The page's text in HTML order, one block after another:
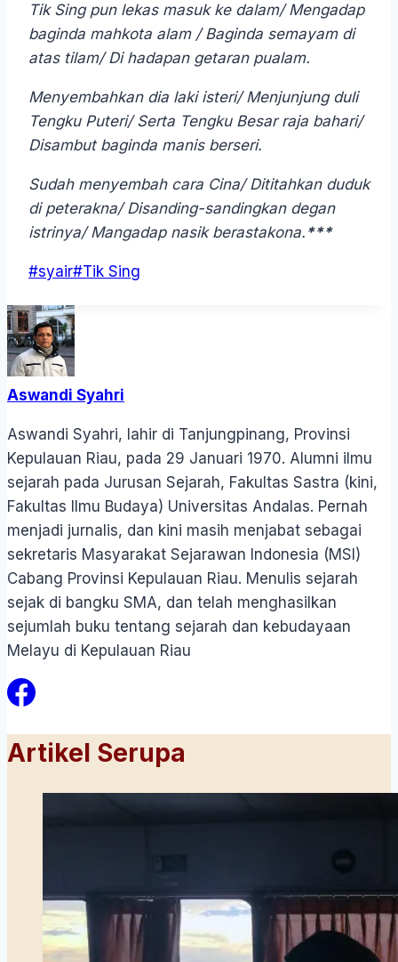
Tik Sing pun lekas masuk ke dalam/ Mengadap
baginda mahkota alam / Baginda semayam di
atas tilam/ Di hadapan getaran pualam.
Menyembahkan dia laki isteri/ Menjunjung duli
Tengku Puteri/ Serta Tengku Besar raja bahari/
Disambut baginda manis berseri.
Sudah menyembah cara Cina/ Dititahkan duduk
di peterakna/ Disanding-sandingkan degan
istrinya/ Mangadap nasik berastakona. ***
Post
#syair#Tik Sing
Aswandi Syahri
Aswandi Syahri, lahir di Tanjungpinang, Provinsi
Kepulauan Riau, pada 29 Januari 1970. Alumni ilmu
sejarah pada Jurusan Sejarah, Fakultas Sastra (kini,
Fakultas Ilmu Budaya) Universitas Andalas. Pernah
menjadi jurnalis, dan kini masih menjabat sebagai
sekretaris Masyarakat Sejarawan Indonesia (MSI)
Cabang Provinsi Kepulauan Riau. Menulis sejarah
sejak di bangku SMA, dan telah menghasilkan
sejumlah buku tentang sejarah dan kebudayaan
Melayu di Kepulauan Riau
Artikel Serupa